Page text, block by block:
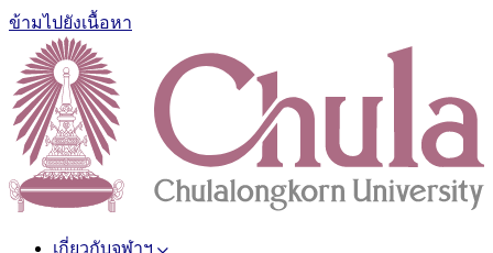
ข้ามไปยังเนื้อหา
เกี่ยวกับจุฬาฯ